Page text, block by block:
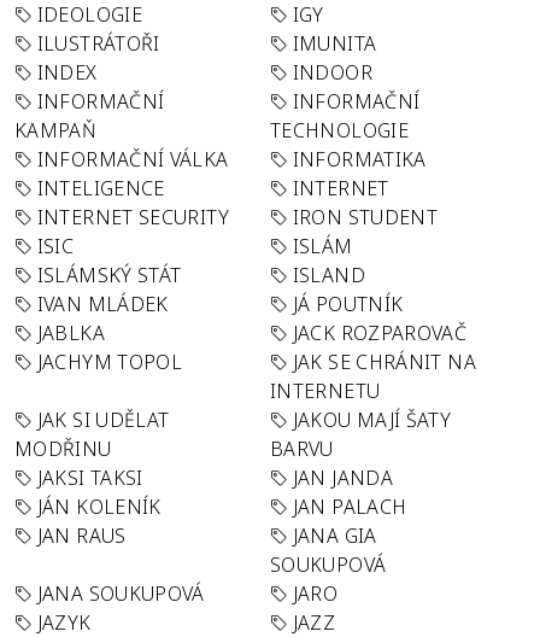
IDEOLOGIE
IGY
ILUSTRÁTOŘI
IMUNITA
INDEX
INDOOR
INFORMAČNÍ
KAMPAŇ
INFORMAČNÍ
TECHNOLOGIE
INFORMAČNÍ VÁLKA
INFORMATIKA
INTELIGENCE
INTERNET
INTERNET SECURITY
IRON STUDENT
ISIC
ISLÁM
ISLÁMSKÝ STÁT
ISLAND
IVAN MLÁDEK
JÁ POUTNÍK
JABLKA
JACK ROZPAROVAČ
JACHYM TOPOL
JAK SE CHRÁNIT NA
INTERNETU
JAK SI UDĚLAT
MODŘINU
JAKOU MAJÍ ŠATY
BARVU
JAKSI TAKSI
JAN JANDA
JÁN KOLENÍK
JAN PALACH
JAN RAUS
JANA GIA
SOUKUPOVÁ
JANA SOUKUPOVÁ
JARO
JAZYK
JAZZ